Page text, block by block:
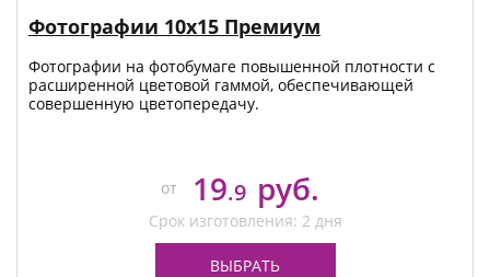
Фотографии 10х15 Премиум
Фотографии на фотобумаге повышенной плотности с
расширенной цветовой гаммой, обеспечивающей
совершенную цветопередачу.
от 19.9 руб.
Срок изготовления: 2 дня
ВЫБРАТЬ